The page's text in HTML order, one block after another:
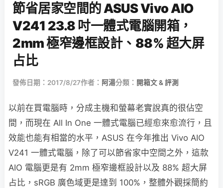
節省居家空間的 ASUS Vivo AIO
V241 23.8 吋一體式電腦開箱，
2mm 極窄邊框設計、88% 超大屏
占比
發佈日期：2017/8/27作者： 阿湯分類： 開箱文 & 評測
以前在買電腦時，分成主機和螢幕老實說真的很佔空
間，而現在 All In One 一體式電腦已經愈來愈流行，且
效能也能有相當的水平，ASUS 在今年推出 Vivo AIO
V241 一體式電腦，除了可以節省家中空間之外，這款
AIO 電腦更是有 2mm 極窄邊框設計以及 88% 超大屏
占比，sRGB 廣色域更是達到 100%，整體外觀採簡約